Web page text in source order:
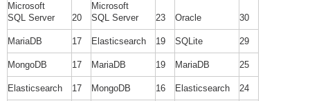
Microsoft
SQL Server
20
Microsoft
SQL Server
23 Oracle 30
MariaDB 17 Elasticsearch 19 SQLite 29
MongoDB 17 MariaDB 19 MariaDB 25
Elasticsearch 17 MongoDB 16 Elasticsearch 24